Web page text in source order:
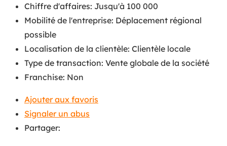
Chiffre d'affaires: Jusqu'à 100 000
Mobilité de l'entreprise: Déplacement régional
possible
Localisation de la clientèle: Clientèle locale
Type de transaction: Vente globale de la société
Franchise: Non
Ajouter aux favoris
Signaler un abus
Partager: